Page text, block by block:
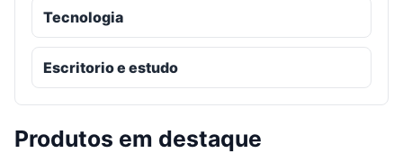
Tecnologia
Escritorio e estudo
Produtos em destaque